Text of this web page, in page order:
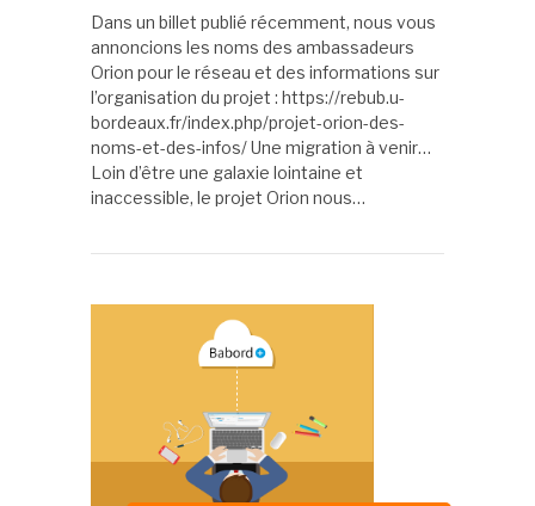
Dans un billet publié récemment, nous vous
annoncions les noms des ambassadeurs
Orion pour le réseau et des informations sur
l’organisation du projet : https://rebub.u-
bordeaux.fr/index.php/projet-orion-des-
noms-et-des-infos/ Une migration à venir…
Loin d’être une galaxie lointaine et
inaccessible, le projet Orion nous…